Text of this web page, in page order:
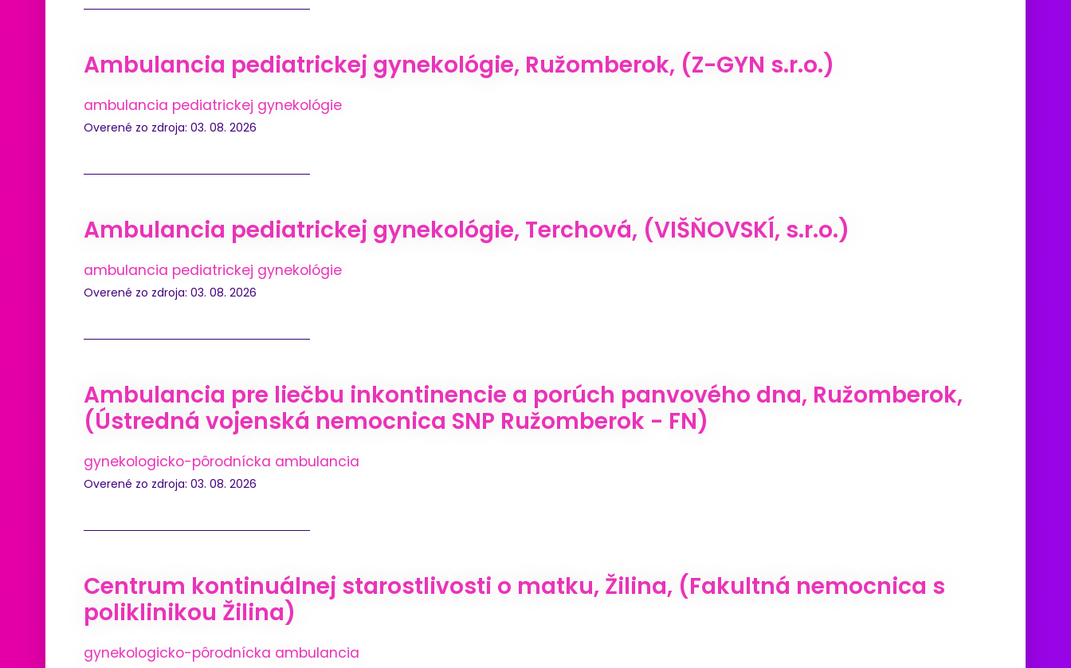
Ambulancia pediatrickej gynekológie, Ružomberok, (Z-GYN s.r.o.)
ambulancia pediatrickej gynekológie
Overené zo zdroja: 03. 08. 2026
Ambulancia pediatrickej gynekológie, Terchová, (VIŠŇOVSKÍ, s.r.o.)
ambulancia pediatrickej gynekológie
Overené zo zdroja: 03. 08. 2026
Ambulancia pre liečbu inkontinencie a porúch panvového dna, Ružomberok,
(Ústredná vojenská nemocnica SNP Ružomberok - FN)
gynekologicko-pôrodnícka ambulancia
Overené zo zdroja: 03. 08. 2026
Centrum kontinuálnej starostlivosti o matku, Žilina, (Fakultná nemocnica s
poliklinikou Žilina)
gynekologicko-pôrodnícka ambulancia